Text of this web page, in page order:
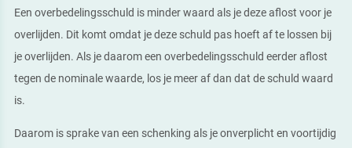
Een overbedelingsschuld is minder waard als je deze aflost voor je
overlijden. Dit komt omdat je deze schuld pas hoeft af te lossen bij
je overlijden. Als je daarom een overbedelingsschuld eerder aflost
tegen de nominale waarde, los je meer af dan dat de schuld waard
is.
Daarom is sprake van een schenking als je onverplicht en voortijdig